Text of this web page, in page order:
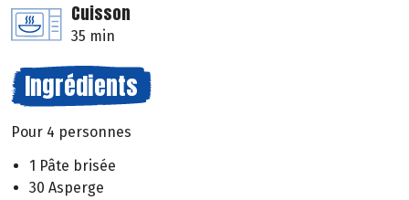
Cuisson
35 min
Ingrédients
Pour 4 personnes
1 Pâte brisée
30 Asperge